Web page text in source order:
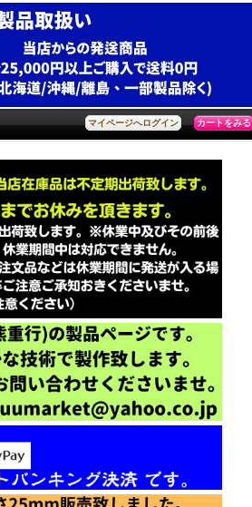
マイページへログイン カートをみる